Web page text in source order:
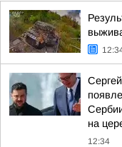
на
12:34